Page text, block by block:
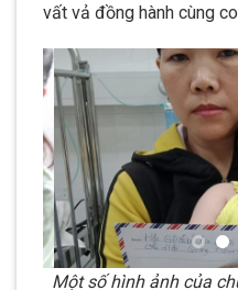
vất vả đồng hành cùng
Một số hình ảnh của